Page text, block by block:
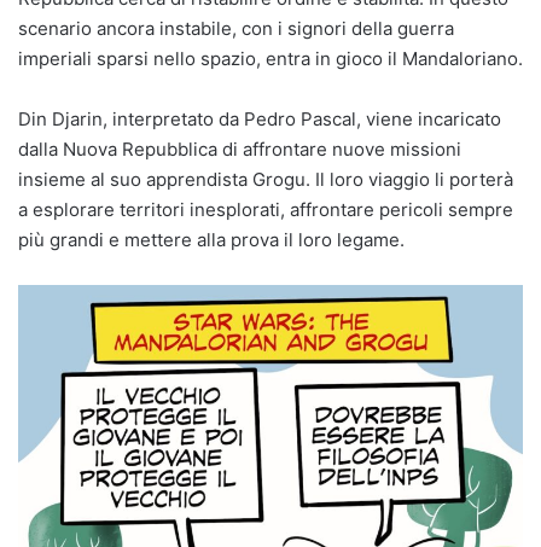
scenario ancora instabile, con i signori della guerra
imperiali sparsi nello spazio, entra in gioco il Mandaloriano.
Din Djarin, interpretato da Pedro Pascal, viene incaricato
dalla Nuova Repubblica di affrontare nuove missioni
insieme al suo apprendista Grogu. Il loro viaggio li porterà
a esplorare territori inesplorati, affrontare pericoli sempre
più grandi e mettere alla prova il loro legame.